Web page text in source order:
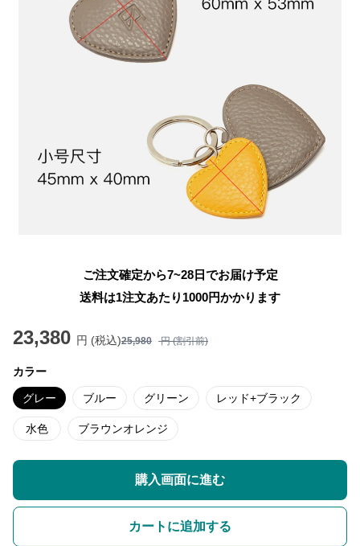
ご注文確定から7~28日でお届け予定
送料は1注文あたり 1000円かかります
23,380 円 (税込)25,980 円 (割引前)
カラー
グレー ブルー グリーン レッド+ブラック
水色 ブラウンオレンジ
購入画面に進む
カートに追加する